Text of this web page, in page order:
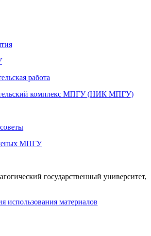
работа
комплекс МПГУ (НИК МПГУ)
МПГУ
государственный университет,
использования материалов